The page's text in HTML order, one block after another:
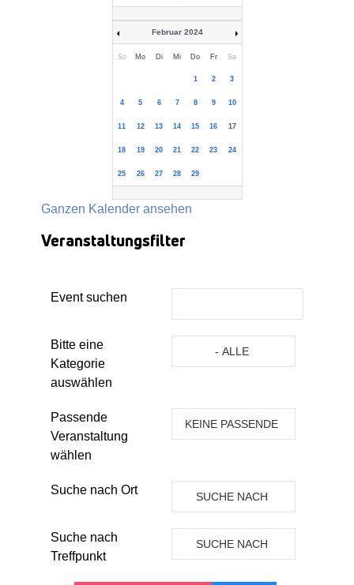
Februar 2024
So Mo Di Mi Do Fr Sa
1 2 3
4 5 6 7 8 9 10
11 12 13 14 15 16 17
18 19 20 21 22 23 24
25 26 27 28 29
Ganzen Kalender ansehen
Veranstaltungsfilter
Event suchen
Bitte eine
Kategorie
auswählen
- ALLE
Passende
Veranstaltung
wählen
KEINE PASSENDE
Suche nach Ort SUCHE NACH
ORT
Suche nach
Treffpunkt
SUCHE NACH